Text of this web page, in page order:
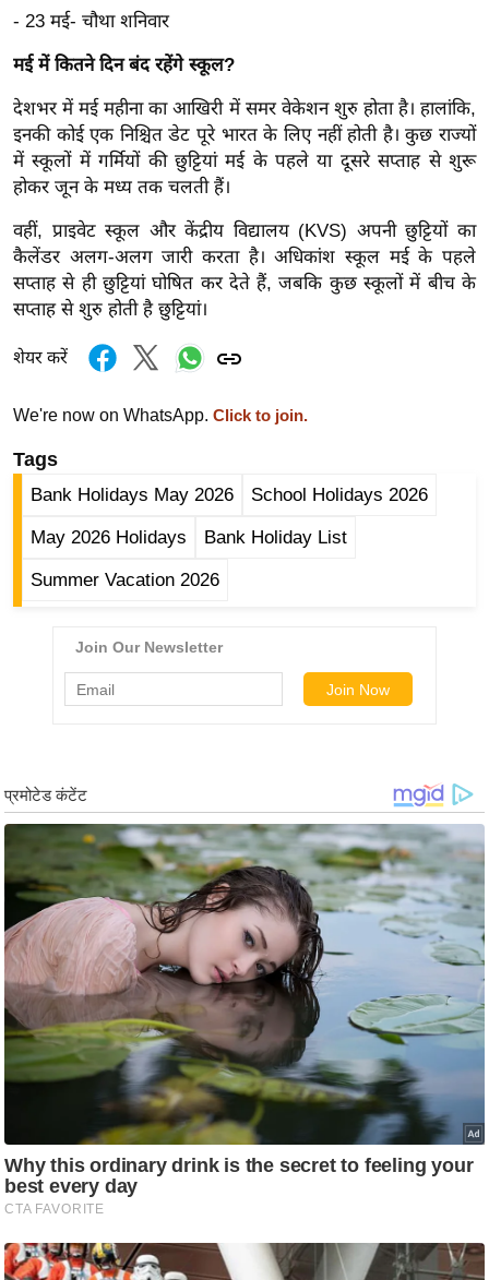
नो
ज
न
ज
ग
त
बॉ
ली
वु
ड
ली
ड
फि
ल्म
मी
क्षा
g
N
e
w
s
ला
इ
फ
स्टा
इ
क्नॉ
लॉ
जी
ब्यू
टी
- 23 मई- चौथा शनिवार
मई में कितने दिन बंद रहेंगे स्कूल?
देशभर में मई महीना का आखिरी में समर वेकेशन शुरु होता है। हालांकि,
इनकी कोई एक निश्चित डेट पूरे भारत के लिए नहीं होती है। कुछ राज्यों
में स्कूलों में गर्मियों की छुट्टियां मई के पहले या दूसरे सप्ताह से शुरू
होकर जून के मध्य तक चलती हैं।
वहीं, प्राइवेट स्कूल और केंद्रीय विद्यालय (KVS) अपनी छुट्टियों का
कैलेंडर अलग-अलग जारी करता है। अधिकांश स्कूल मई के पहले
सप्ताह से ही छुट्टियां घोषित कर देते हैं, जबकि कुछ स्कूलों में बीच के
सप्ताह से शुरु होती है छुट्टियां।
शेयर करें
We're now on WhatsApp. Click to join.
Tags
Bank Holidays May 2026 School Holidays 2026
May 2026 Holidays Bank Holiday List
Summer Vacation 2026